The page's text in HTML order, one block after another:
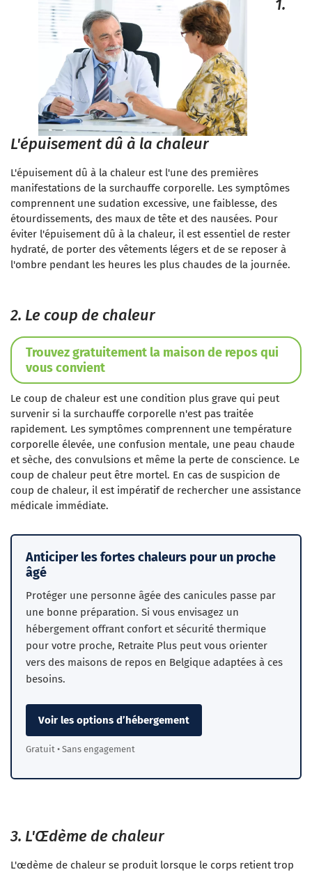
1.
L'épuisement dû à la chaleur
L'épuisement dû à la chaleur est l'une des premières
manifestations de la surchauffe corporelle. Les symptômes
comprennent une sudation excessive, une faiblesse, des
étourdissements, des maux de tête et des nausées. Pour
éviter l'épuisement dû à la chaleur, il est essentiel de rester
hydraté, de porter des vêtements légers et de se reposer à
l'ombre pendant les heures les plus chaudes de la journée.
2. Le coup de chaleur
Trouvez gratuitement la maison de repos qui
vous convient
Le coup de chaleur est une condition plus grave qui peut
survenir si la surchauffe corporelle n'est pas traitée
rapidement. Les symptômes comprennent une température
corporelle élevée, une confusion mentale, une peau chaude
et sèche, des convulsions et même la perte de conscience. Le
coup de chaleur peut être mortel. En cas de suspicion de
coup de chaleur, il est impératif de rechercher une assistance
médicale immédiate.
Anticiper les fortes chaleurs pour un proche
âgé
Protéger une personne âgée des canicules passe par
une bonne préparation. Si vous envisagez un
hébergement offrant confort et sécurité thermique
pour votre proche, Retraite Plus peut vous orienter
vers des maisons de repos en Belgique adaptées à ces
besoins.
Voir les options d’hébergement
Gratuit • Sans engagement
3. L'Œdème de chaleur
L'œdème de chaleur se produit lorsque le corps retient trop